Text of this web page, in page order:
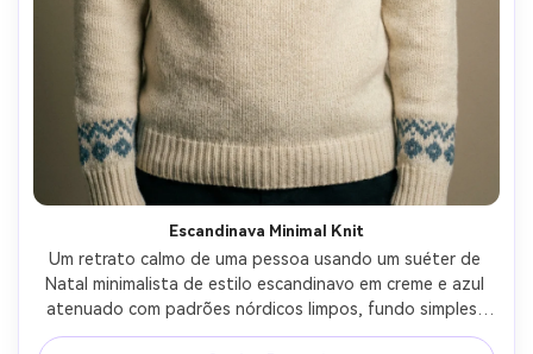
Escandinava Minimal Knit
Um retrato calmo de uma pessoa usando um suéter de
Natal minimalista de estilo escandinavo em creme e azul
atenuado com padrões nórdicos limpos, fundo simples,
iluminação de estúdio suave e difusa, tirado em Sony A7IV